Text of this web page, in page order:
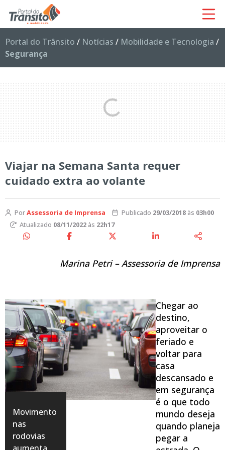
Portal do Trânsito / Notícias / Mobilidade e Tecnologia /
Segurança
Viajar na Semana Santa requer
cuidado extra ao volante
PorAssessoria de Imprensa Publicado 29/03/2018às 03h00
Atualizado 08/11/2022às 22h17
Marina Petri – Assessoria de Imprensa
Movimento
nas
rodovias
Chegar ao
destino,
aproveitar o
feriado e
voltar para
casa
descansado e
em segurança
é o que todo
mundo deseja
quando planeja
pegar a